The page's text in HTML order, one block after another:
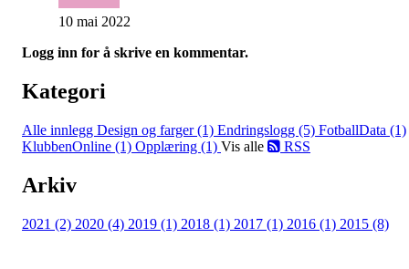
10 mai 2022
Logg inn for å skrive en kommentar.
Kategori
Alle innlegg Design og farger (1) Endringslogg (5) FotballData (1)
KlubbenOnline (1) Opplæring (1) Vis alle RSS
Arkiv
2021 (2) 2020 (4) 2019 (1) 2018 (1) 2017 (1) 2016 (1) 2015 (8)